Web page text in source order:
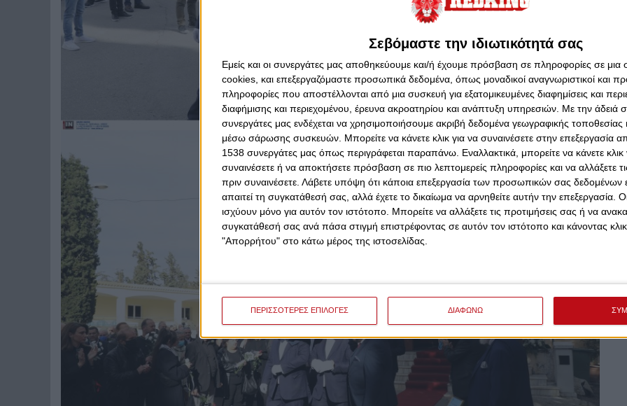
Σεβόμαστε την ιδιωτικότητά σας
Εμείς και οι συνεργάτες μας αποθηκεύουμε και/ή έχουμε πρόσβαση σε πληροφορίες σε
cookies, και επεξεργαζόμαστε προσωπικά δεδομένα, όπως μοναδικοί αναγνωριστικοί και
πληροφορίες που αποστέλλονται από μια συσκευή για εξατομικευμένες διαφημίσεις και
διαφήμισης και περιεχομένου, έρευνα ακροατηρίου και ανάπτυξη υπηρεσιών. Με την άδειά
συνεργάτες μας ενδέχεται να χρησιμοποιήσουμε ακριβή δεδομένα γεωγραφικής τοποθεσίας
μέσω σάρωσης συσκευών. Μπορείτε να κάνετε κλικ για να συναινέσετε στην επεξεργασία
1538 συνεργάτες μας όπως περιγράφεται παραπάνω. Εναλλακτικά, μπορείτε να κάνετε κλικ
συναινέσετε ή να αποκτήσετε πρόσβαση σε πιο λεπτομερείς πληροφορίες και να αλλάξετε
πριν συναινέσετε. Λάβετε υπόψη ότι κάποια επεξεργασία των προσωπικών σας δεδομένων
απαιτεί τη συγκατάθεσή σας, αλλά έχετε το δικαίωμα να αρνηθείτε αυτήν την επεξεργασία.
ισχύουν μόνο για αυτόν τον ιστότοπο. Μπορείτε να αλλάξετε τις προτιμήσεις σας ή να
συγκατάθεσή σας ανά πάσα στιγμή επιστρέφοντας σε αυτόν τον ιστότοπο και κάνοντας
"Απορρήτου" στο κάτω μέρος της ιστοσελίδας.
ΠΕΡΙΣΣΟΤΕΡΕΣ ΕΠΙΛΟΓΕΣ ΔΙΑΦΩΝΩ